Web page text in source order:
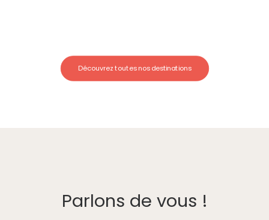
Découvrez toutes nos destinations
Parlons de vous !